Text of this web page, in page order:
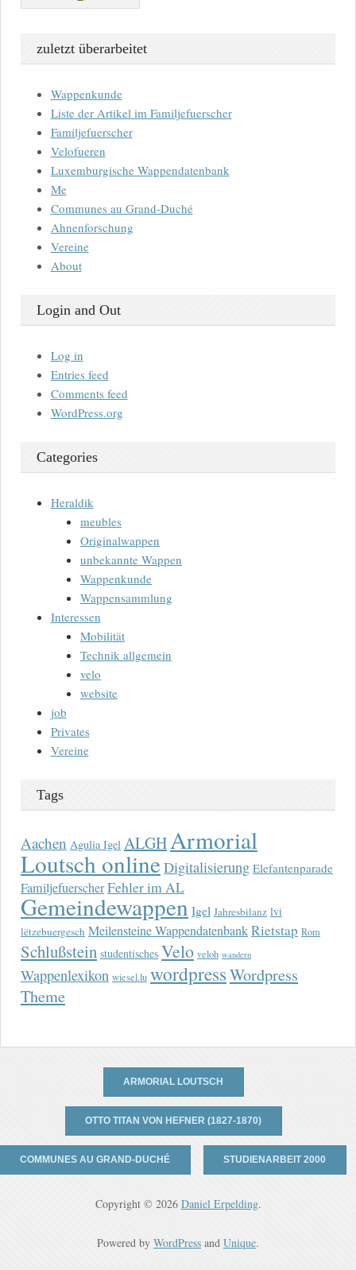
zuletzt überarbeitet
Wappenkunde
Liste der Artikel im Familjefuerscher
Familjefuerscher
Velofueren
Luxemburgische Wappendatenbank
Me
Communes au Grand-Duché
Ahnenforschung
Vereine
About
Login and Out
Log in
Entries feed
Comments feed
WordPress.org
Categories
Heraldik
meubles
Originalwappen
unbekannte Wappen
Wappenkunde
Wappensammlung
Interessen
Mobilität
Technik allgemein
velo
website
job
Privates
Vereine
Tags
Aachen Agulia Igel ALGHArmorial
Loutsch onlineDigitalisierung Elefantenparade
FamiljefuerscherFehler im AL
Gemeindewappen Igel Jahresbilanz lvi
lëtzebuergesch Meilensteine WappendatenbankRietstap Rom
Schlußstein studentisches Velo veloh wandern
Wappenlexikon wiesel.lu wordpressWordpress
Theme
ARMORIAL LOUTSCH
OTTO TITAN VON HEFNER (1827-1870)
COMMUNES AU GRAND-DUCHÉ STUDIENARBEIT 2000
Copyright © 2026 Daniel Erpelding.
Powered by WordPress and Unique.